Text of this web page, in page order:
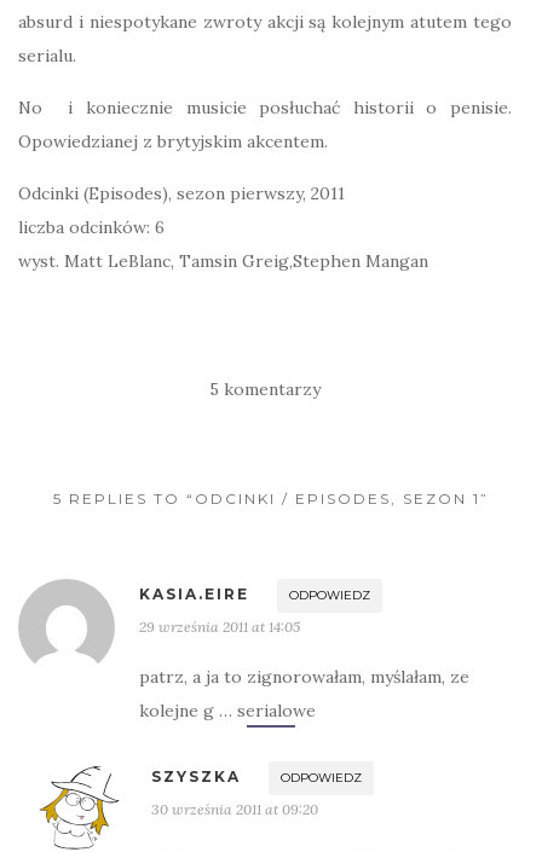
absurd i niespotykane zwroty akcji są kolejnym atutem tego
serialu.
No i koniecznie musicie posłuchać historii o penisie.
Opowiedzianej z brytyjskim akcentem.
Odcinki (Episodes), sezon pierwszy, 2011
liczba odcinków: 6
wyst. Matt LeBlanc, Tamsin Greig,Stephen Mangan
5 komentarzy
5 REPLIES TO “ODCINKI / EPISODES, SEZON 1”
KASIA.EIRE ODPOWIEDZ
29 września 2011 at 14:05
patrz, a ja to zignorowałam, myślałam, ze
kolejne g … serialowe
SZYSZKA ODPOWIEDZ
30 września 2011 at 09:20